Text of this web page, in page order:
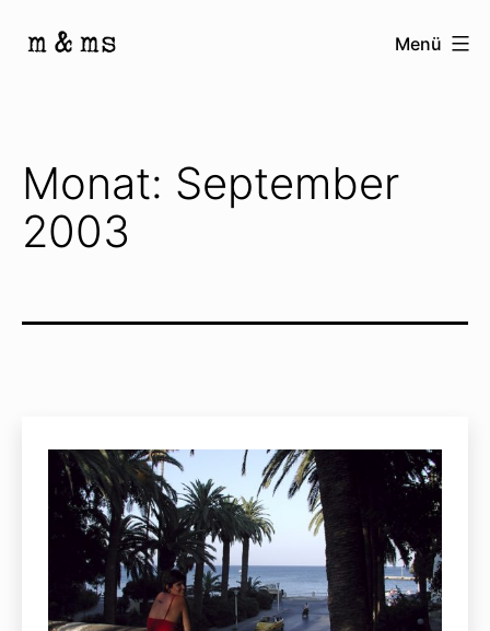
Inhalt
&
Ms
Menü
Monat: September
2003